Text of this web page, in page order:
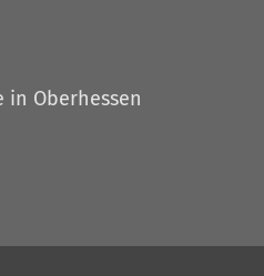
Oberhessen